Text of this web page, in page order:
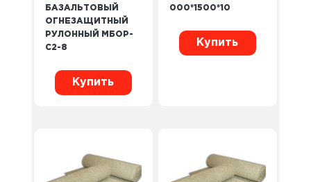
БАЗАЛЬТОВЫЙ
ОГНЕЗАЩИТНЫЙ
РУЛОННЫЙ МБОР-
С2-8
Купить
000*1500*10
Купить